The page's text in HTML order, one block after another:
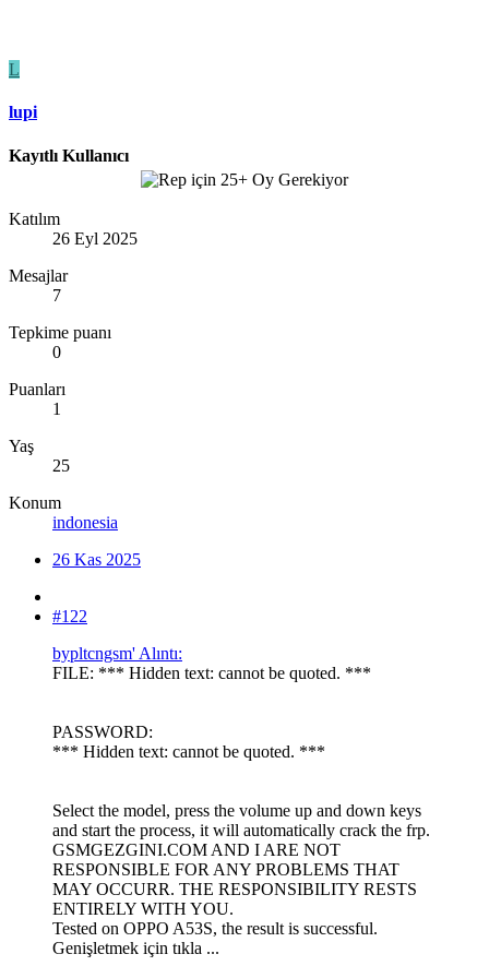
L
lupi
Kayıtlı Kullanıcı
Katılım
26 Eyl 2025
Mesajlar
7
Tepkime puanı
0
Puanları
1
Yaş
25
Konum
indonesia
26 Kas 2025
#122
bypltcngsm' Alıntı:
FILE: *** Hidden text: cannot be quoted. ***
PASSWORD:
*** Hidden text: cannot be quoted. ***
Select the model, press the volume up and down keys
and start the process, it will automatically crack the frp.
GSMGEZGINI.COM AND I ARE NOT
RESPONSIBLE FOR ANY PROBLEMS THAT
MAY OCCURR. THE RESPONSIBILITY RESTS
ENTIRELY WITH YOU.
Tested on OPPO A53S, the result is successful.
Genişletmek için tıkla ...